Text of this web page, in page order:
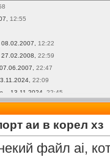
12:55
08.02.2007, 12:22
27.02.2008, 22:59
07.06.2007, 22:47
22:09
13.11.2024, 22:45
13:16
16:46
аи в корел хз
файл ai,